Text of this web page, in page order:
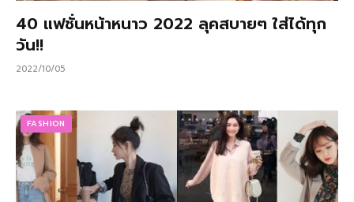
40 แฟชั่นหน้าหนาว 2022 ลุคสบายๆ ใส่ได้ทุก
วัน!!
2022/10/05
FASHION